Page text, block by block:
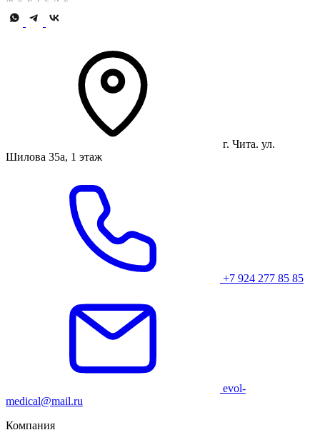
г. Чита. ул.
Шилова 35а, 1 этаж
+7 924 277 85 85
evol-
medical@mail.ru
Компания